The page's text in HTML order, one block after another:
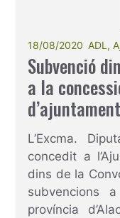
18/08/2020 ADL ,
Subvenció
a la
d’Alacant
millora dels
municipals
província
L’Excma.
concedit a
dins de la
subvencions
província